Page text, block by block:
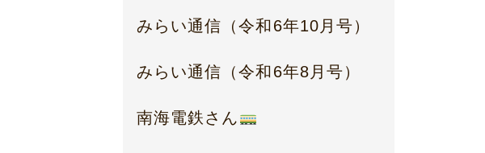
みらい通信（令和6年10月号）
みらい通信（令和6年8月号）
南海電鉄さん